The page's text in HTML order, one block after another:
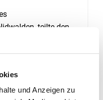
und Anzeigen zu
teilte den
2024 mit.
und ein neuer